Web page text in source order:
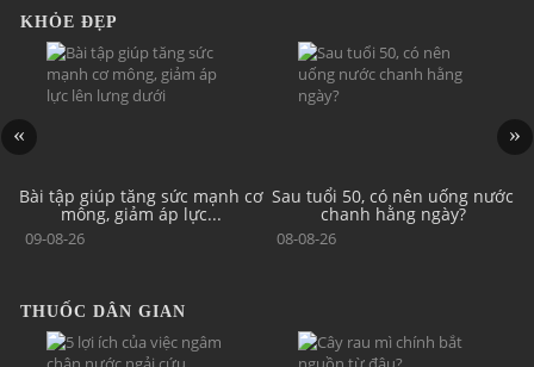
KHỎE ĐẸP
Bài tập giúp tăng sức mạnh cơ
mông, giảm áp lực...
09-08-26
Sau tuổi 50, có nên uống nước
chanh hằng ngày?
08-08-26
THUỐC DÂN GIAN